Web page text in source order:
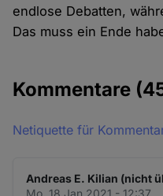
endlose Debatten,
Das muss ein Ende
Kommentare
Netiquette für
Andreas E. Kilian (nicht
Mo. 18 Jan 2021 - 12:37